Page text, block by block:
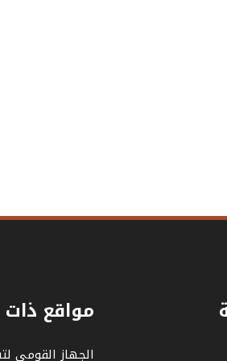
مواقع
الجهاز القومي